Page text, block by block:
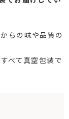
らの味や品質の
べて真空包装で